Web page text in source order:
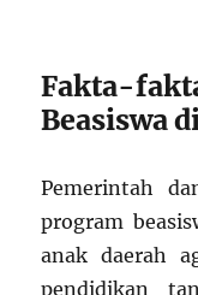
Fakta-
Beasiswa
Pemerintah
program
anak daerah
pendidikan